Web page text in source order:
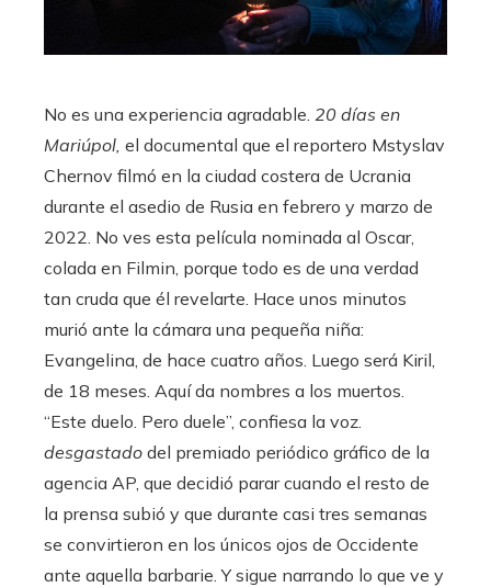
No es una experiencia agradable. 20 días en
Mariúpol, el documental que el reportero Mstyslav
Chernov filmó en la ciudad costera de Ucrania
durante el asedio de Rusia en febrero y marzo de
2022. No ves esta película nominada al Oscar,
colada en Filmin, porque todo es de una verdad
tan cruda que él revelarte. Hace unos minutos
murió ante la cámara una pequeña niña:
Evangelina, de hace cuatro años. Luego será Kiril,
de 18 meses. Aquí da nombres a los muertos.
“Este duelo. Pero duele”, confiesa la voz.
desgastado del premiado periódico gráfico de la
agencia AP, que decidió parar cuando el resto de
la prensa subió y que durante casi tres semanas
se convirtieron en los únicos ojos de Occidente
ante aquella barbarie. Y sigue narrando lo que ve y